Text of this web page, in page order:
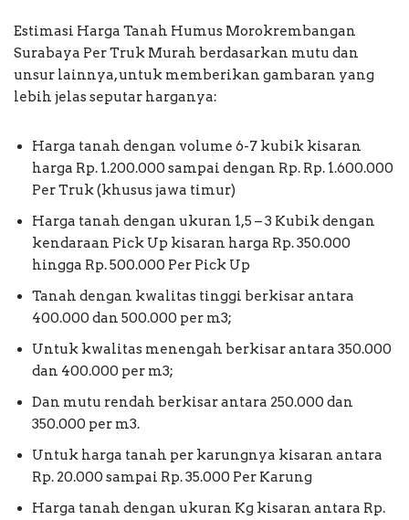
Estimasi Harga Tanah Humus Morokrembangan
Surabaya Per Truk Murah berdasarkan mutu dan
unsur lainnya, untuk memberikan gambaran yang
lebih jelas seputar harganya:
Harga tanah dengan volume 6-7 kubik kisaran
harga Rp. 1.200.000 sampai dengan Rp. Rp. 1.600.000
Per Truk (khusus jawa timur)
Harga tanah dengan ukuran 1,5 – 3 Kubik dengan
kendaraan Pick Up kisaran harga Rp. 350.000
hingga Rp. 500.000 Per Pick Up
Tanah dengan kwalitas tinggi berkisar antara
400.000 dan 500.000 per m3;
Untuk kwalitas menengah berkisar antara 350.000
dan 400.000 per m3;
Dan mutu rendah berkisar antara 250.000 dan
350.000 per m3.
Untuk harga tanah per karungnya kisaran antara
Rp. 20.000 sampai Rp. 35.000 Per Karung
Harga tanah dengan ukuran Kg kisaran antara Rp.